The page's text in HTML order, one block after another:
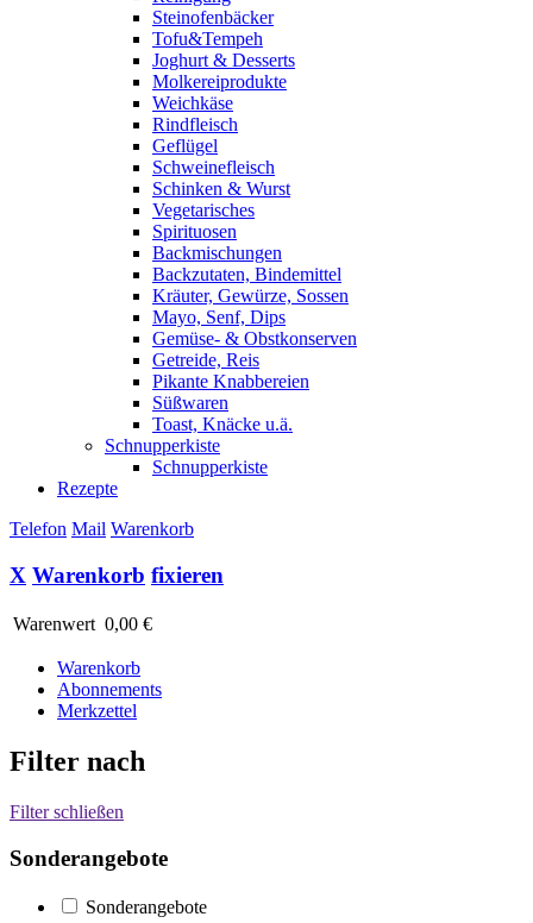
Steinofenbäcker
Tofu&Tempeh
Joghurt & Desserts
Molkereiprodukte
Weichkäse
Rindfleisch
Geflügel
Schweinefleisch
Schinken & Wurst
Vegetarisches
Spirituosen
Backmischungen
Backzutaten, Bindemittel
Kräuter, Gewürze, Sossen
Mayo, Senf, Dips
Gemüse- & Obstkonserven
Getreide, Reis
Pikante Knabbereien
Süßwaren
Toast, Knäcke u.ä.
Schnupperkiste
Schnupperkiste
Rezepte
Telefon Mail Warenkorb
X Warenkorb fixieren
Warenwert 0,00 €
Warenkorb
Abonnements
Merkzettel
Filter nach
Filter schließen
Sonderangebote
Sonderangebote